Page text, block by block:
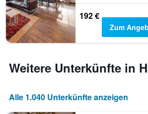
Zimmerpreis
anzeigt.
192 €
Zum
Weitere Unterkünfte in
Alle 1.040 Unterkünfte anzeigen